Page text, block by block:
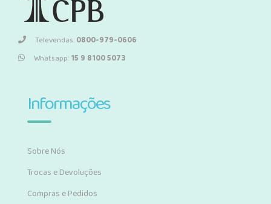
Televendas:0800-979-0606
Whatsapp:15 9 8100 5073
Informações
Sobre Nós
Trocas e Devoluções
Compras e Pedidos